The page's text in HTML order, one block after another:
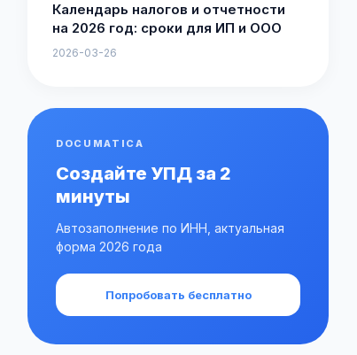
Календарь налогов и отчетности
на 2026 год: сроки для ИП и ООО
2026-03-26
DOCUMATICA
Создайте УПД за 2
минуты
Автозаполнение по ИНН, актуальная
форма 2026 года
Попробовать бесплатно